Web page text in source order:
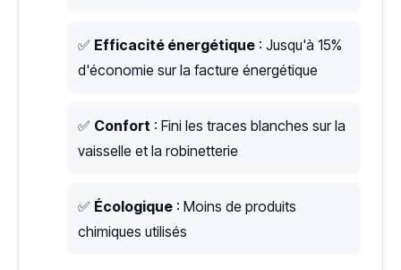
✅ Efficacité énergétique : Jusqu'à 15%
d'économie sur la facture énergétique
✅ Confort : Fini les traces blanches sur la
vaisselle et la robinetterie
✅ Écologique : Moins de produits
chimiques utilisés